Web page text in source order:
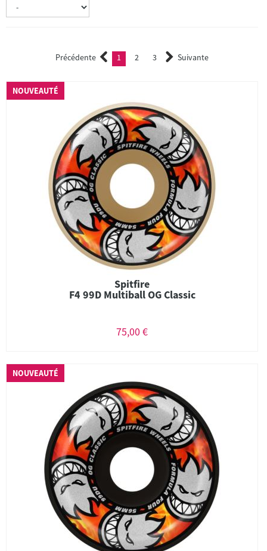
Précédente 1 (current)
2 3 Suivante
NOUVEAUTÉ
Spitfire
F4 99D Multiball OG Classic
75,00 €
NOUVEAUTÉ